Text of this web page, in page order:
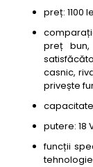
preț: 1100
preț
casnic,
privește
putere: 18
funcții